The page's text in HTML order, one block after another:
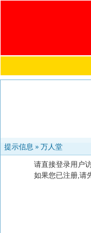
提示信息 » 万人堂
请直接登录用户
如果您已注册,请